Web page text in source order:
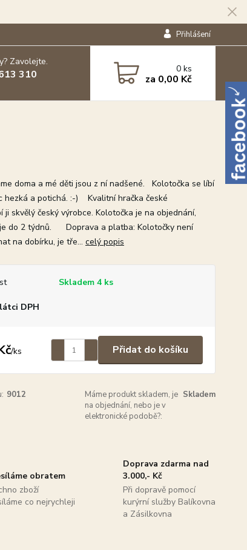
Přihlášení
Zavolejte.
310 0ks
za 0,00 Kč
doma a mé děti jsou z ní nadšené. Kolotočka se líbí
hezká a potichá. :-) Kvalitní hračka české
ji skvělý český výrobce. Kolotočka je na objednání,
do 2 týdnů. Doprava a platba: Kolotočky není
na dobírku, je tře... celý popis
Skladem 4 ks
DPH
/ks Přidat do košíku
9012
Máme produkt skladem, je
na objednání, nebo je v
elektronické podobě?:
Skladem
obratem
zboží
co nejrychleji
Doprava zdarma nad
3.000,- Kč
Při dopravě pomocí
kurýrní služby Balíkovna
a Zásilkovna